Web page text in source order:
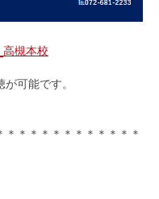
槻本校
可能です。
＊＊＊＊＊＊＊＊＊＊＊